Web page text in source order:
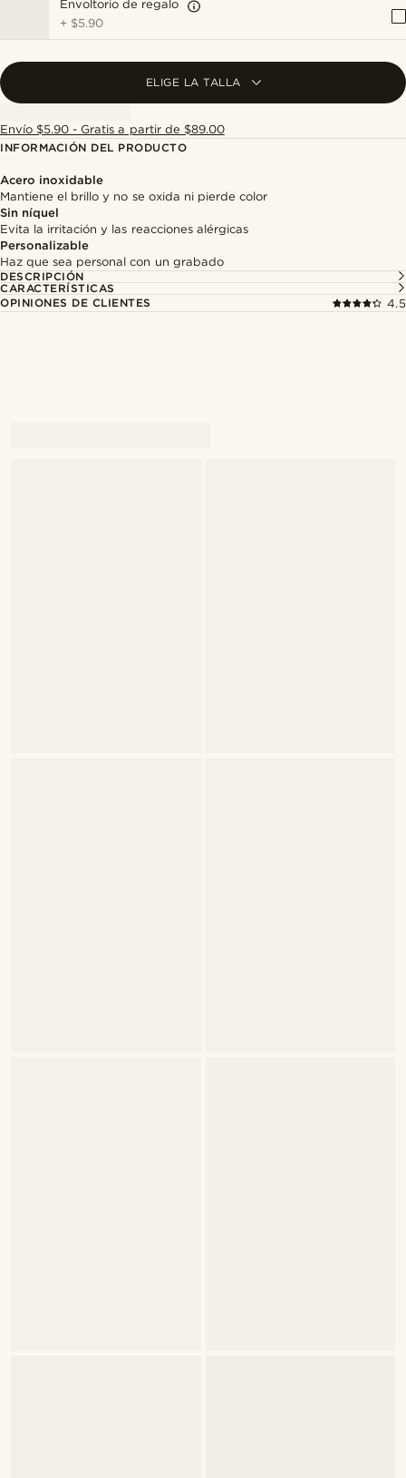
Envoltorio de regalo
+ $5.90
ELIGE LA TALLA
Envío $5.90 - Gratis a partir de $89.00
INFORMACIÓN DEL PRODUCTO
Acero inoxidable
Mantiene el brillo y no se oxida ni pierde color
Sin níquel
Evita la irritación y las reacciones alérgicas
Personalizable
Haz que sea personal con un grabado
DESCRIPCIÓN
CARACTERÍSTICAS
OPINIONES DE CLIENTES
4.5